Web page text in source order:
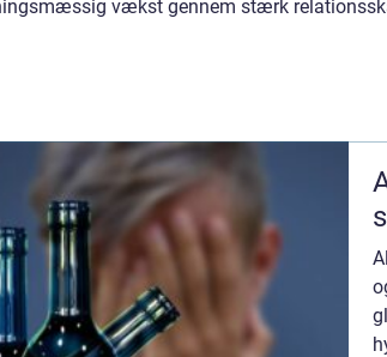
vækst gennem stærk